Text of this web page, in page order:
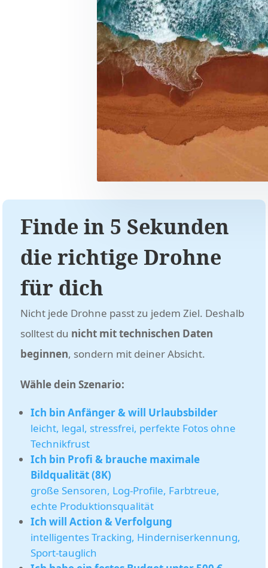
Finde in 5 Sekunden
die richtige Drohne
für dich
Nicht jede Drohne passt zu jedem Ziel. Deshalb
solltest du nicht mit technischen Daten
beginnen, sondern mit deiner Absicht.
Wähle dein Szenario:
Ich bin Anfänger & will Urlaubsbilder
leicht, legal, stressfrei, perfekte Fotos ohne
Technikfrust
Ich bin Profi & brauche maximale
Bildqualität (8K)
große Sensoren, Log-Profile, Farbtreue,
echte Produktionsqualität
Ich will Action & Verfolgung
intelligentes Tracking, Hinderniserkennung,
Sport-tauglich